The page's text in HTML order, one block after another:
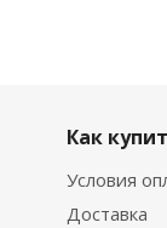
Как
Условия
Доставка